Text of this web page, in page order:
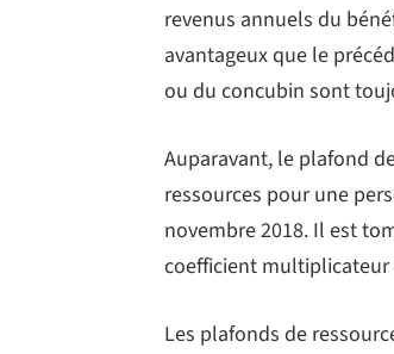
revenus annuels du
avantageux que le
ou du concubin sont
Auparavant, le plafond
ressources pour une
novembre 2018. Il est
coefficient multiplicateur
Les plafonds de